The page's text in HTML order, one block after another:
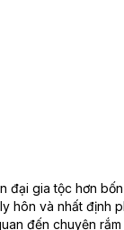
đại gia tộc hơn
hôn và nhất định
đến chuyện